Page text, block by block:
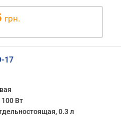
грн.
17
100 Вт
0.3 л